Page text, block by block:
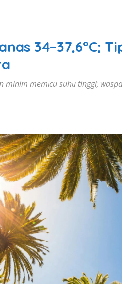
34–37,6°C;
minim memicu suhu tinggi;